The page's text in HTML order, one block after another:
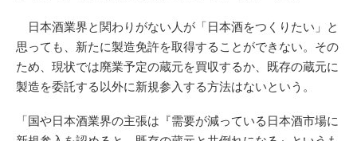
日本酒業界と関わりがない人が「日本酒をつくりたい」と
思っても、新たに製造免許を取得することができない。その
ため、現状では廃業予定の蔵元を買収するか、既存の蔵元に
製造を委託する以外に新規参入する方法はないという。
「国や日本酒業界の主張は『需要が減っている日本酒市場に